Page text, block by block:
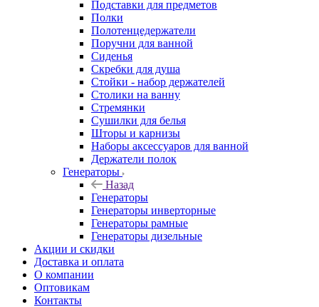
Подставки для предметов
Полки
Полотенцедержатели
Поручни для ванной
Сиденья
Скребки для душа
Стойки - набор держателей
Столики на ванну
Стремянки
Сушилки для белья
Шторы и карнизы
Наборы аксессуаров для ванной
Держатели полок
Генераторы
Назад
Генераторы
Генераторы инверторные
Генераторы рамные
Генераторы дизельные
Акции и скидки
Доставка и оплата
О компании
Оптовикам
Контакты